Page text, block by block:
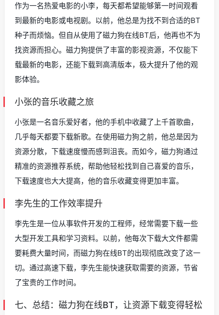
作为一名热爱电影的小李，每天都希望能够第一时间观看
到最新的电影或电视剧。以前，他总是为找不到合适的BT
种子而烦恼。但自从使用了磁力狗在线BT后，他再也不为
找资源而担心。磁力狗提供了丰富的影视资源，不仅能下
载最新的电影，还能下载到高清版本，极大提升了他的观
影体验。
小张的音乐收藏之旅
小张是一名音乐爱好者，他的手机中收藏了上千首歌曲，
几乎每天都要下载新歌。在使用磁力狗之前，他总是因为
资源分散，下载速度慢而感到沮丧。而如今，磁力狗通过
精准的资源推荐系统，帮助他轻松找到自己喜爱的音乐，
下载速度也大大提高，他的音乐收藏变得更加丰富。
李先生的工作效率提升
李先生是一位从事软件开发的工程师，经常需要下载一些
大型开发工具和学习资料。以前，他每次下载大文件都需
要耗费大量时间，而磁力狗在线BT的出现彻底改变了这一
切。通过高速下载，李先生能快速获取需要的资源，节省
了宝贵的工作时间。
七、总结：磁力狗在线BT，让资源下载变得轻松